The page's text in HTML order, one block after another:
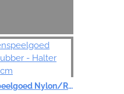
Hondenspeelgoed Nylon/Rubber - Halter Groen 14cm